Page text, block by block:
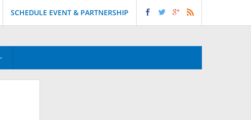
SCHEDULE EVENT & PARTNERSHIP